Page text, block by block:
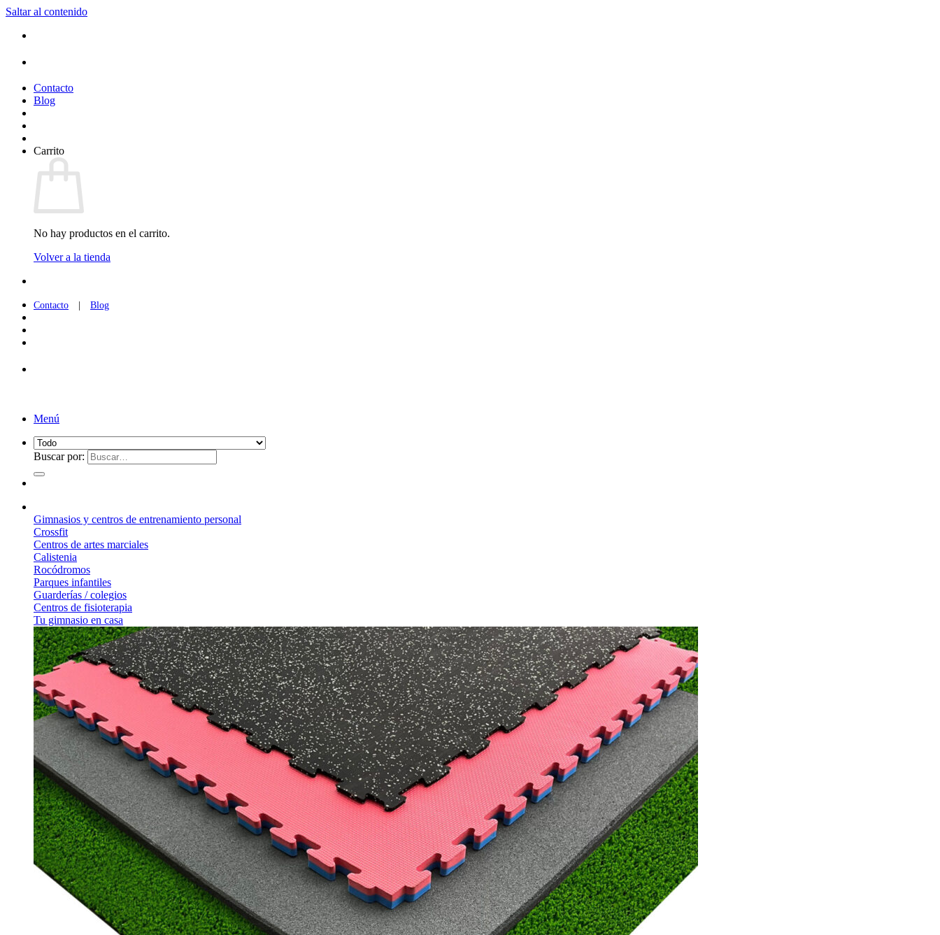
Saltar al contenido
Contacto
Blog
Carrito
No hay productos en el carrito.
Volver a la tienda
Contacto Blog
Menú
Buscar por:
Gimnasios y centros de entrenamiento personal
Crossfit
Centros de artes marciales
Calistenia
Rocódromos
Parques infantiles
Guarderías / colegios
Centros de fisioterapia
Tu gimnasio en casa